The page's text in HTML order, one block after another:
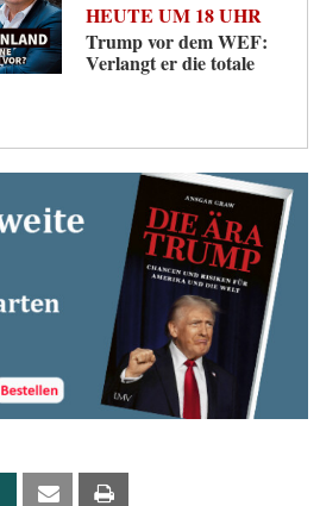
HEUTE UM 18 UHR
Trump vor dem WEF:
Verlangt er die totale
Xing Email